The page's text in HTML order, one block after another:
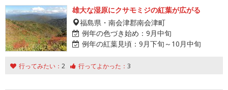
雄大な湿原にクサモミジの紅葉が広がる
福島県・南会津郡南会津町
例年の色づき始め： 9月中旬
例年の紅葉見頃： 9月下旬～10月中旬
行ってみたい： 2 行ってよかった： 3